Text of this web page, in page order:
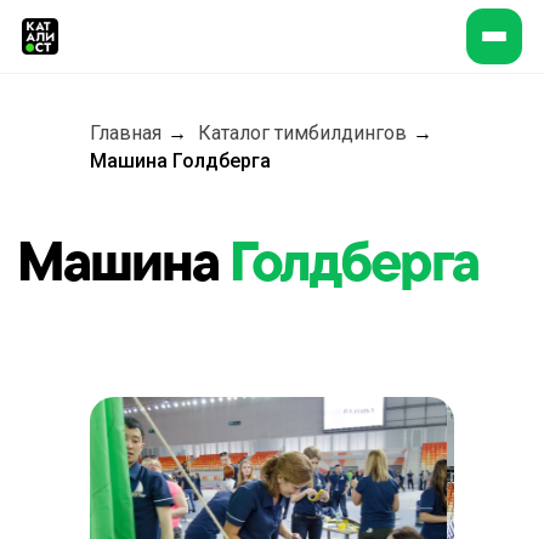
Главная → Каталог тимбилдингов →
Машина Голдберга
Голдберга